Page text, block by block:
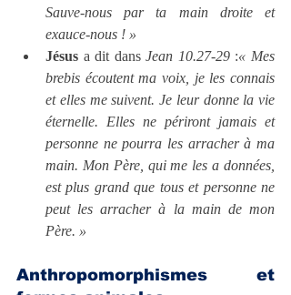
Sauve-nous par ta main droite et
exauce-nous ! »
Jésus a dit dans Jean 10.27-29 :« Mes
brebis écoutent ma voix, je les connais
et elles me suivent. Je leur donne la vie
éternelle. Elles ne périront jamais et
personne ne pourra les arracher à ma
main. Mon Père, qui me les a données,
est plus grand que tous et personne ne
peut les arracher à la main de mon
Père. »
Anthropomorphismes et